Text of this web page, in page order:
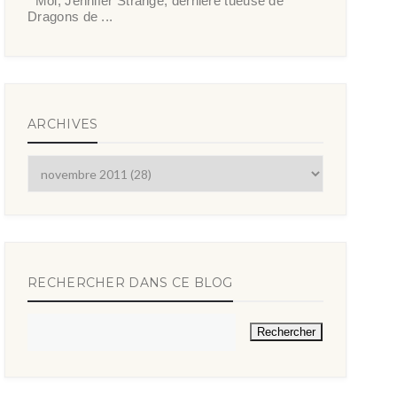
Dragons de ...
ARCHIVES
RECHERCHER DANS CE BLOG